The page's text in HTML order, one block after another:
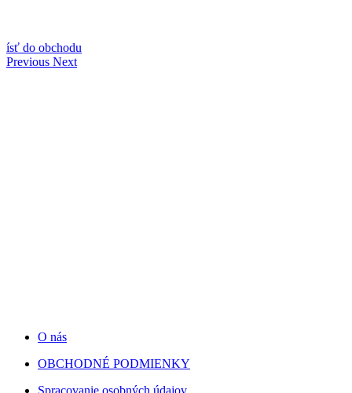
ísť do obchodu
Previous Next
O nás
OBCHODNÉ PODMIENKY
Spracovanie osobných údajov